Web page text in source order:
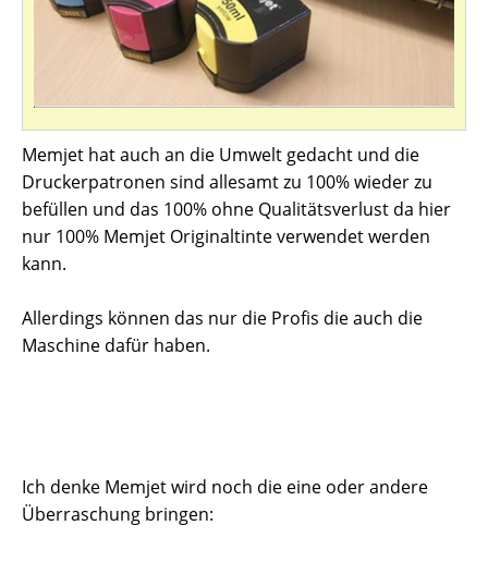
Memjet hat auch an die Umwelt gedacht und die
Druckerpatronen sind allesamt zu 100% wieder zu
befüllen und das 100% ohne Qualitätsverlust da hier
nur 100% Memjet Originaltinte verwendet werden
kann.
Allerdings können das nur die Profis die auch die
Maschine dafür haben.
Ich denke Memjet wird noch die eine oder andere
Überraschung bringen: